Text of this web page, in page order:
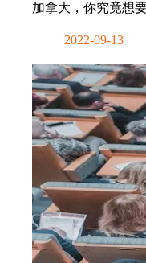
加拿大，你究竟想
2022-09-13